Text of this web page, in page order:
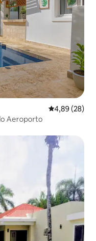
4,89 de uma
4,89 (28)
Aeroporto